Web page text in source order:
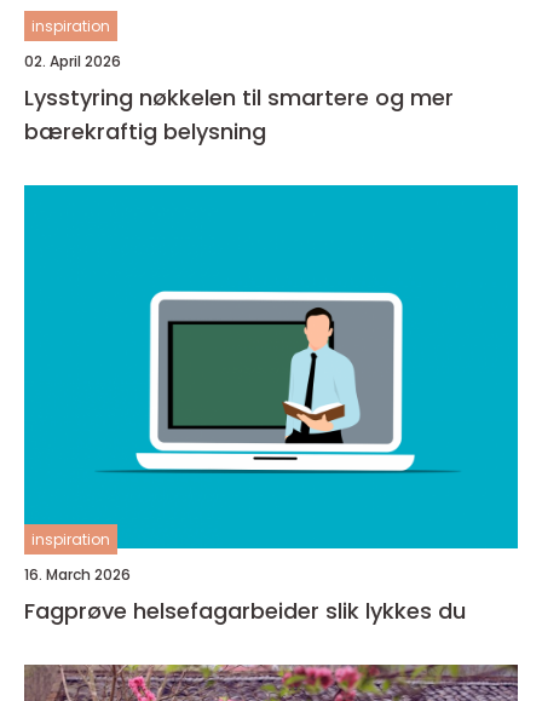
inspiration
02. April 2026
Lysstyring nøkkelen til smartere og mer
bærekraftig belysning
inspiration
16. March 2026
Fagprøve helsefagarbeider slik lykkes du